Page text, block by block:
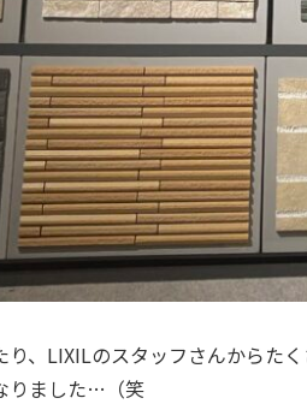
、LIXILのスタッフさんからた
りました…（笑